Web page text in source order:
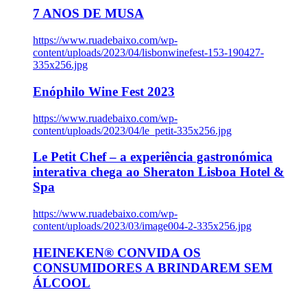
7 ANOS DE MUSA
https://www.ruadebaixo.com/wp-
content/uploads/2023/04/lisbonwinefest-153-190427-
335x256.jpg
Enóphilo Wine Fest 2023
https://www.ruadebaixo.com/wp-
content/uploads/2023/04/le_petit-335x256.jpg
Le Petit Chef – a experiência gastronómica
interativa chega ao Sheraton Lisboa Hotel &
Spa
https://www.ruadebaixo.com/wp-
content/uploads/2023/03/image004-2-335x256.jpg
HEINEKEN® CONVIDA OS
CONSUMIDORES A BRINDAREM SEM
ÁLCOOL